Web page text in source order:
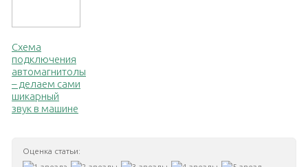
Схема
подключения
автомагнитолы
– делаем сами
шикарный
звук в машине
Оценка статьи: